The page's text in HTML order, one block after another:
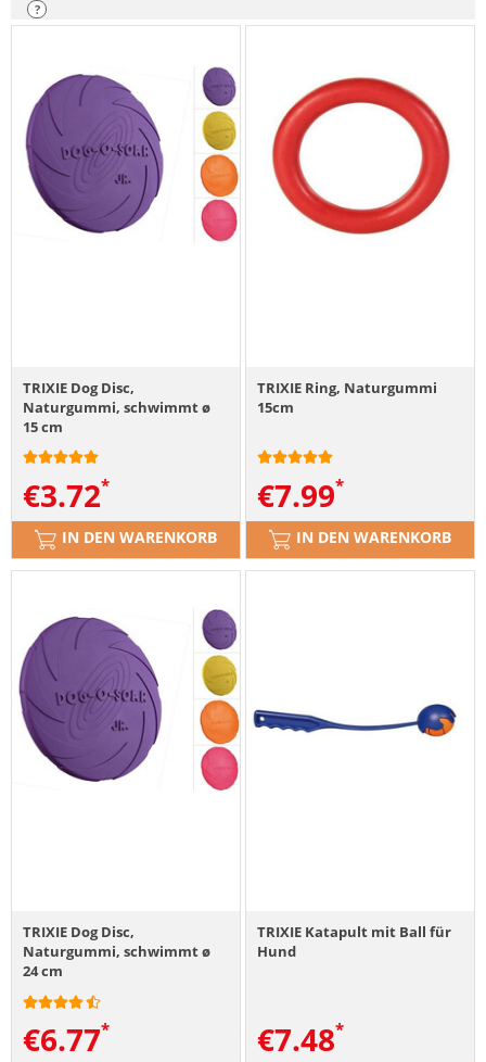
?
TRIXIE Dog Disc,
Naturgummi, schwimmt ø
15 cm
€3.72
IN DEN WARENKORB
TRIXIE Ring, Naturgummi
15cm
€7.99
IN DEN WARENKORB
TRIXIE Dog Disc,
Naturgummi, schwimmt ø
24 cm
€6.77
TRIXIE Katapult mit Ball für
Hund
€7.48